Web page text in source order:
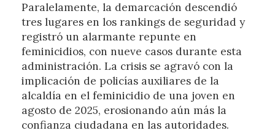
Paralelamente, la demarcación descendió
tres lugares en los rankings de seguridad y
registró un alarmante repunte en
feminicidios, con nueve casos durante esta
administración. La crisis se agravó con la
implicación de policías auxiliares de la
alcaldía en el feminicidio de una joven en
agosto de 2025, erosionando aún más la
confianza ciudadana en las autoridades.